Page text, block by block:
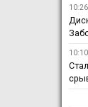
10:26
10:10